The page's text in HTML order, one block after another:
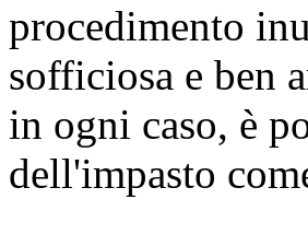
procedimento
sofficiosa e ben
in ogni caso, è
dell'impasto